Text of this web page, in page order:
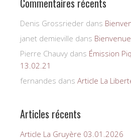
Commentaires récents
Denis Grossrieder dans
janet demieville dans Bienvenue
Pierre Chauvy dans Émission
13.02.21
fernandes dans Article La
Articles récents
Article La Gruyère 03.01.2026